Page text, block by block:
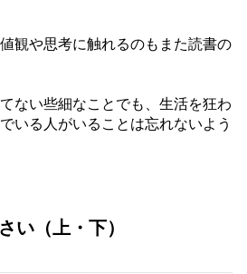
観や思考に触れるのもまた読書の
ない些細なことでも、生活を狂わ
いる人がいることは忘れないよう
い（上・下）